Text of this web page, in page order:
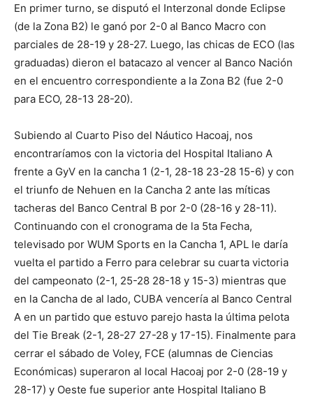
En primer turno, se disputó el Interzonal donde Eclipse
(de la Zona B2) le ganó por 2-0 al Banco Macro con
parciales de 28-19 y 28-27. Luego, las chicas de ECO (las
graduadas) dieron el batacazo al vencer al Banco Nación
en el encuentro correspondiente a la Zona B2 (fue 2-0
para ECO, 28-13 28-20).
Subiendo al Cuarto Piso del Náutico Hacoaj, nos
encontraríamos con la victoria del Hospital Italiano A
frente a GyV en la cancha 1 (2-1, 28-18 23-28 15-6) y con
el triunfo de Nehuen en la Cancha 2 ante las míticas
tacheras del Banco Central B por 2-0 (28-16 y 28-11).
Continuando con el cronograma de la 5ta Fecha,
televisado por WUM Sports en la Cancha 1, APL le daría
vuelta el partido a Ferro para celebrar su cuarta victoria
del campeonato (2-1, 25-28 28-18 y 15-3) mientras que
en la Cancha de al lado, CUBA vencería al Banco Central
A en un partido que estuvo parejo hasta la última pelota
del Tie Break (2-1, 28-27 27-28 y 17-15). Finalmente para
cerrar el sábado de Voley, FCE (alumnas de Ciencias
Económicas) superaron al local Hacoaj por 2-0 (28-19 y
28-17) y Oeste fue superior ante Hospital Italiano B